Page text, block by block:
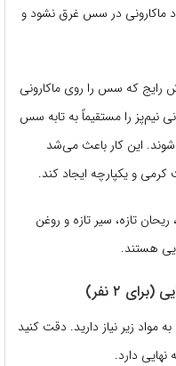
ماکارونی در سس غرق نشود و
رایج که سس را روی ماکارونی
نیم‌پز را مستقیماً به تابه سس
شوند. این کار باعث می‌شد
و یکپارچه ایجاد کند.
تازه، سیر تازه و روغن
هستند.
۲ نفر)
زیر نیاز دارید. دقت کنید
نهایی دارد.